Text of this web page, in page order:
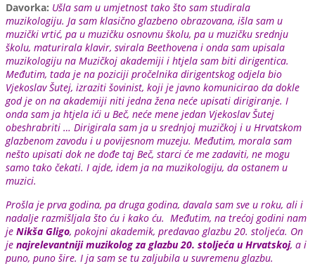
Davorka: Ušla sam u umjetnost tako što sam studirala
muzikologiju. Ja sam klasično glazbeno obrazovana, išla sam u
muzički vrtić, pa u muzičku osnovnu školu, pa u muzičku srednju
školu, maturirala klavir, svirala Beethovena i onda sam upisala
muzikologiju na Muzičkoj akademiji i htjela sam biti dirigentica.
Međutim, tada je na poziciji pročelnika dirigentskog odjela bio
Vjekoslav Šutej, izraziti šovinist, koji je javno komunicirao da dokle
god je on na akademiji niti jedna žena neće upisati dirigiranje. I
onda sam ja htjela ići u Beč, neće mene jedan Vjekoslav Šutej
obeshrabriti … Dirigirala sam ja u srednjoj muzičkoj i u Hrvatskom
glazbenom zavodu i u povijesnom muzeju. Međutim, morala sam
nešto upisati dok ne dođe taj Beč, starci će me zadaviti, ne mogu
samo tako čekati. I ajde, idem ja na muzikologiju, da ostanem u
muzici.
Prošla je prva godina, pa druga godina, davala sam sve u roku, ali i
nadalje razmišljala što ću i kako ću. Međutim, na trećoj godini nam
je Nikša Gligo, pokojni akademik, predavao glazbu 20. stoljeća. On
je najrelevantniji muzikolog za glazbu 20. stoljeća u Hrvatskoj, a i
puno, puno šire. I ja sam se tu zaljubila u suvremenu glazbu.